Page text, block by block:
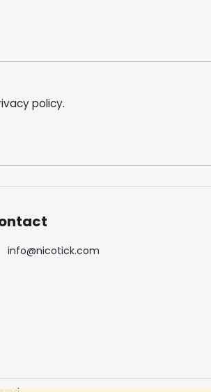
c
policy.
info@nicotick.com